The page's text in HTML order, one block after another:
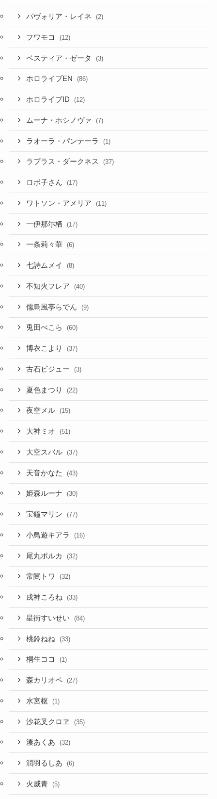
パヴォリア・レイネ (2)
フワモコ (12)
ベスティア・ゼータ (3)
ホロライブEN (86)
ホロライブID (12)
ムーナ・ホシノヴァ (7)
ラオーラ・パンテーラ (1)
ラプラス・ダークネス (37)
ロボ子さん (17)
ワトソン・アメリア (11)
一伊那尓栖 (17)
一条莉々華 (6)
七詩ムメイ (8)
不知火フレア (40)
儒烏風亭らでん (9)
兎田ぺこら (60)
博衣こより (37)
古石ビジュー (3)
夏色まつり (22)
夜空メル (15)
大神ミオ (51)
大空スバル (37)
天音かなた (43)
姫森ルーナ (30)
宝鐘マリン (77)
小鳥遊キアラ (16)
尾丸ポルカ (32)
常闇トワ (32)
戌神ころね (33)
星街すいせい (84)
桃鈴ねね (33)
桐生ココ (1)
森カリオペ (27)
水宮枢 (1)
沙花叉クロヱ (35)
湊あくあ (32)
潤羽るしあ (6)
火威青 (5)